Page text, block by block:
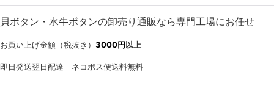
貝ボタン・水牛ボタンの卸売り通販なら専門工場にお任せ
お買い上げ金額（税抜き） 3000円以上
即日発送翌日配達 ネコポス便送料無料